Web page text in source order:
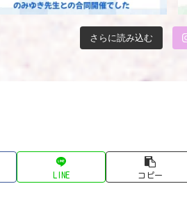
さらに読み込む
LINE コピー